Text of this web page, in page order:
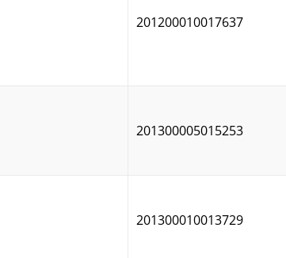
201200010017637
201300005015253
201300010013729